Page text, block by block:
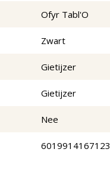
Ofyr Tabl'O
Zwart
Gietijzer
Gietijzer
Nee
6019914167123